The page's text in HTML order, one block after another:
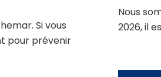
Si vous
pour prévenir
Nous
2026, il